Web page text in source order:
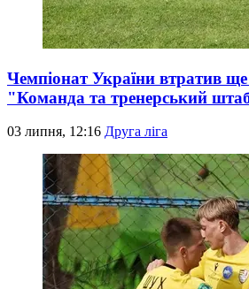
Чемпіонат України втратив
"Команда та тренерський
03 липня, 12:16 Друга ліга